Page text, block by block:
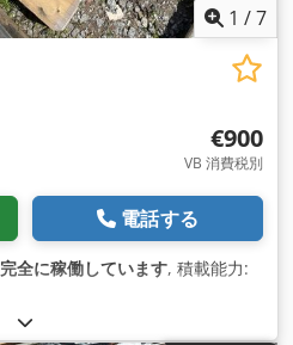
1 /7
€900
VB 消費税別
電話する
完全に稼働しています, 積載能力: